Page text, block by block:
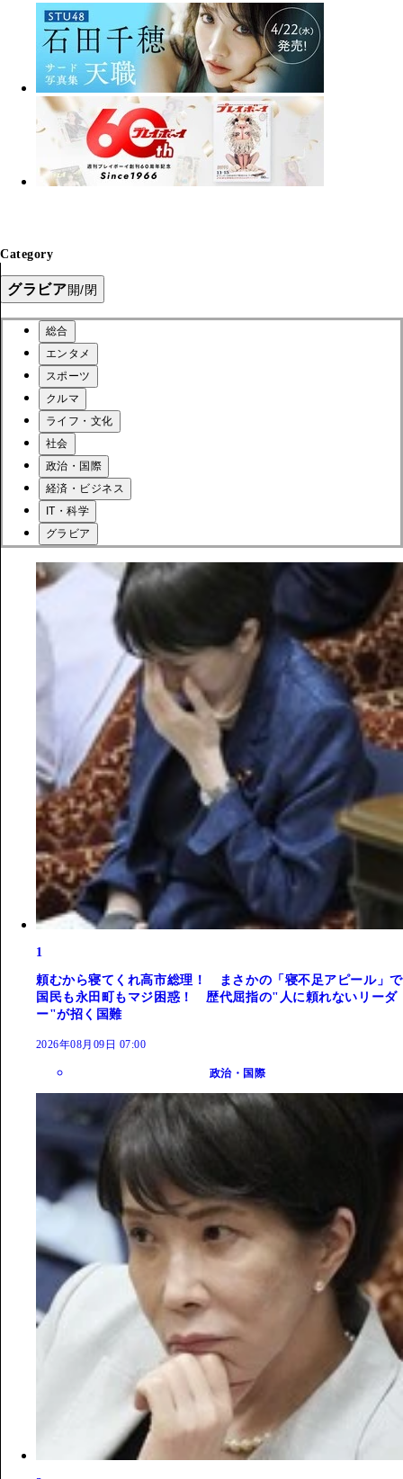
Category
グラビア開/閉
総合
エンタメ
スポーツ
クルマ
ライフ・文化
社会
政治・国際
経済・ビジネス
IT・科学
グラビア
1
頼むから寝てくれ高市総理！ まさかの「寝不足アピール」で
国民も永田町もマジ困惑！ 歴代屈指の"人に頼れないリーダ
ー"が招く国難
2026年08月09日 07:00
政治・国際